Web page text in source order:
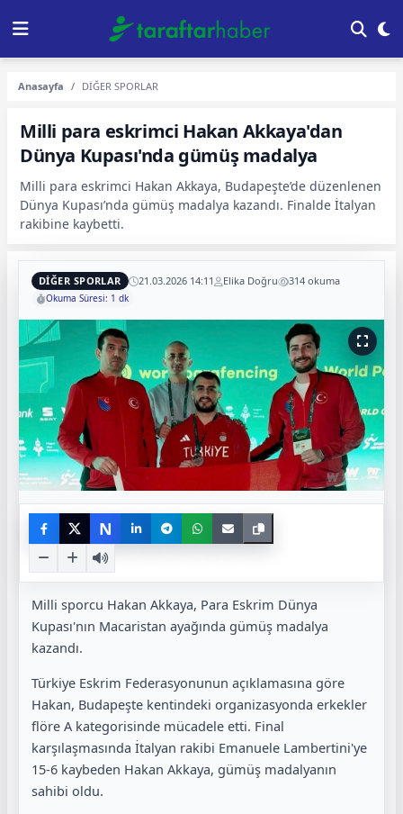
Anasayfa DİĞER SPORLAR
Milli para eskrimci Hakan Akkaya'dan
Dünya Kupası'nda gümüş madalya
Milli para eskrimci Hakan Akkaya, Budapeşte’de düzenlenen
Dünya Kupası’nda gümüş madalya kazandı. Finalde İtalyan
rakibine kaybetti.
DİĞER SPORLAR 21.03.2026 14:11 Elika Doğru 314 okuma
Okuma Süresi: 1 dk
N
Milli sporcu Hakan Akkaya, Para Eskrim Dünya
Kupası'nın Macaristan ayağında gümüş madalya
kazandı.
Türkiye Eskrim Federasyonunun açıklamasına göre
Hakan, Budapeşte kentindeki organizasyonda erkekler
flöre A kategorisinde mücadele etti. Final
karşılaşmasında İtalyan rakibi Emanuele Lambertini'ye
15-6 kaybeden Hakan Akkaya, gümüş madalyanın
sahibi oldu.